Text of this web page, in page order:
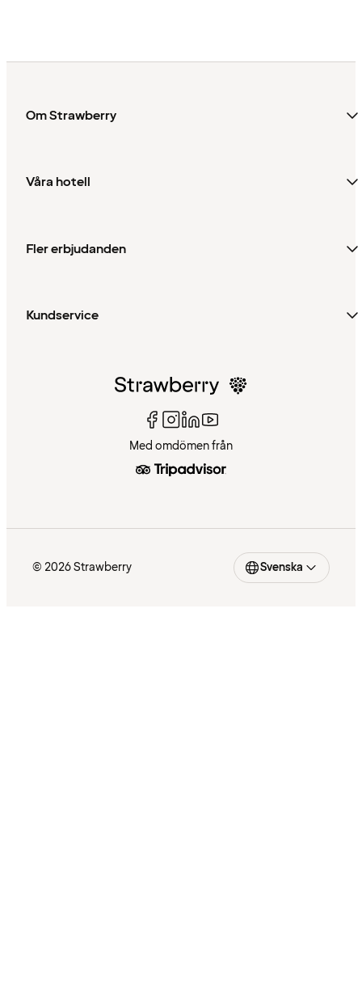
Om Strawberry
Våra hotell
Fler erbjudanden
Kundservice
Med omdömen från
© 2026 Strawberry Svenska